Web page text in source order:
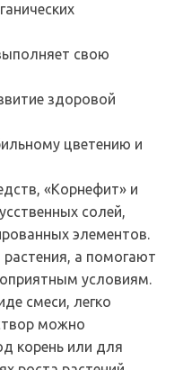
свою
здоровой
цветению и
«Корнефит» и
солей,
элементов.
а помогают
условиям.
смеси, легко
можно
корень или для